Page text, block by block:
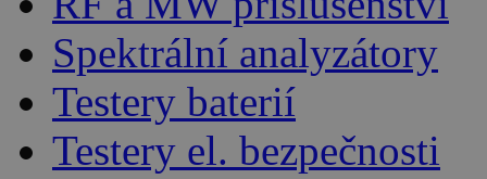
Spektrální analyzátory
Testery baterií
Testery el. bezpečnosti